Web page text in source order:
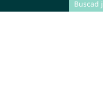
Buscad